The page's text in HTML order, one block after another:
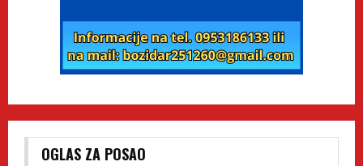
OGLAS ZA POSAO